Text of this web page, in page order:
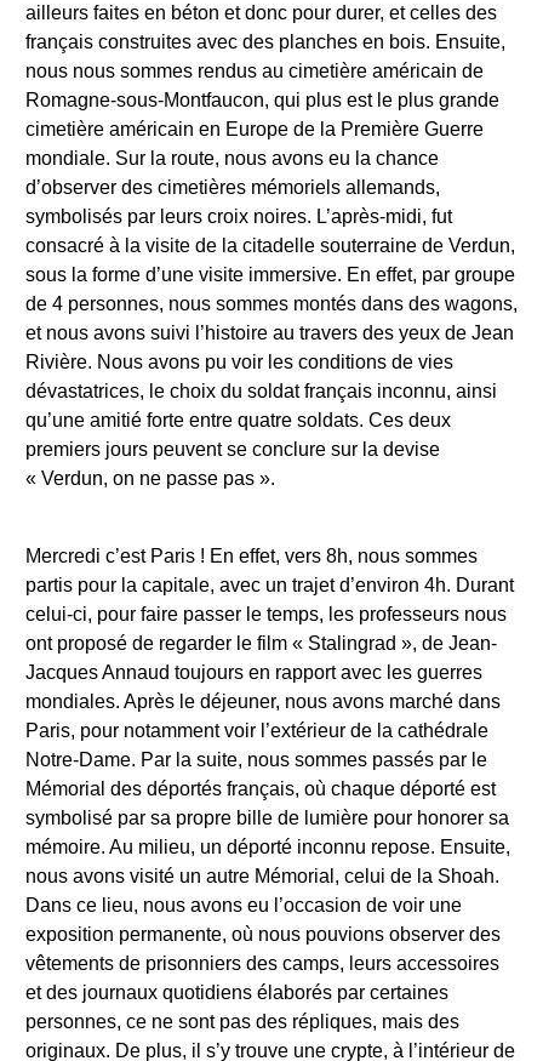
ailleurs faites en béton et donc pour durer, et celles des
français construites avec des planches en bois. Ensuite,
nous nous sommes rendus au cimetière américain de
Romagne-sous-Montfaucon, qui plus est le plus grande
cimetière américain en Europe de la Première Guerre
mondiale. Sur la route, nous avons eu la chance
d’observer des cimetières mémoriels allemands,
symbolisés par leurs croix noires. L’après-midi, fut
consacré à la visite de la citadelle souterraine de Verdun,
sous la forme d’une visite immersive. En effet, par groupe
de 4 personnes, nous sommes montés dans des wagons,
et nous avons suivi l’histoire au travers des yeux de Jean
Rivière. Nous avons pu voir les conditions de vies
dévastatrices, le choix du soldat français inconnu, ainsi
qu’une amitié forte entre quatre soldats. Ces deux
premiers jours peuvent se conclure sur la devise
« Verdun, on ne passe pas ».
Mercredi c’est Paris ! En effet, vers 8h, nous sommes
partis pour la capitale, avec un trajet d’environ 4h. Durant
celui-ci, pour faire passer le temps, les professeurs nous
ont proposé de regarder le film « Stalingrad », de Jean-
Jacques Annaud toujours en rapport avec les guerres
mondiales. Après le déjeuner, nous avons marché dans
Paris, pour notamment voir l’extérieur de la cathédrale
Notre-Dame. Par la suite, nous sommes passés par le
Mémorial des déportés français, où chaque déporté est
symbolisé par sa propre bille de lumière pour honorer sa
mémoire. Au milieu, un déporté inconnu repose. Ensuite,
nous avons visité un autre Mémorial, celui de la Shoah.
Dans ce lieu, nous avons eu l’occasion de voir une
exposition permanente, où nous pouvions observer des
vêtements de prisonniers des camps, leurs accessoires
et des journaux quotidiens élaborés par certaines
personnes, ce ne sont pas des répliques, mais des
originaux. De plus, il s’y trouve une crypte, à l’intérieur de